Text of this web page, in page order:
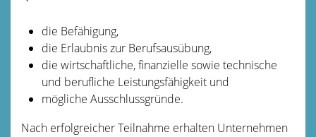
die Befähigung,
die Erlaubnis zur Berufsausübung,
die wirtschaftliche, finanzielle sowie technische
und berufliche Leistungsfähigkeit und
mögliche Ausschlussgründe.
Nach erfolgreicher Teilnahme erhalten Unternehmen